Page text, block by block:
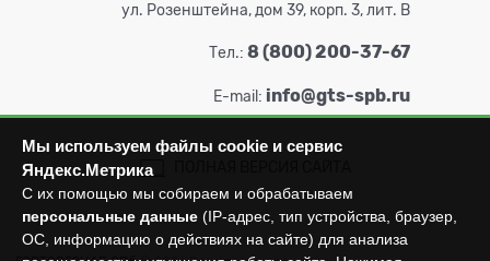
ул. Розенштейна, дом 39, корп. 3, лит. В
Тел.: 8 (800) 200-37-67
E-mail: info@gts-spb.ru
Мы используем файлы cookie и сервис
Яндекс.Метрика
С их помощью мы собираем и обрабатываем
персональные данные (IP-адрес, тип устройства, браузер,
ОС, информацию о действиях на сайте) для анализа